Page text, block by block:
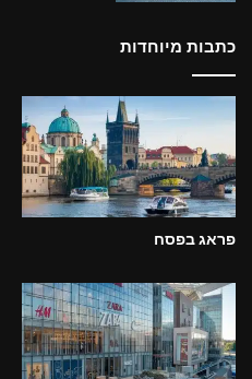
כתבות מיוחדות
פראג בפסח